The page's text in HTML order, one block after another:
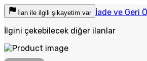
İlan ile ilgili şikayetim var İade ve Geri
İlgini çekebilecek diğer ilanlar